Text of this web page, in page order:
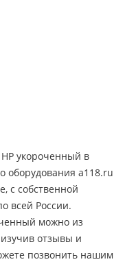
НР укороченный в
оборудования a118.ru
c собственной
всей России.
можно из
отзывы и
позвонить нашим